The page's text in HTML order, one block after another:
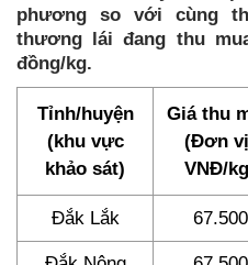
phương so với cùng
thương lái đang thu
đồng/kg.
Tỉnh/huyện
(khu vực
khảo sát)
Giá thu
(Đơn
VNĐ/
Đắk Lắk 67.500